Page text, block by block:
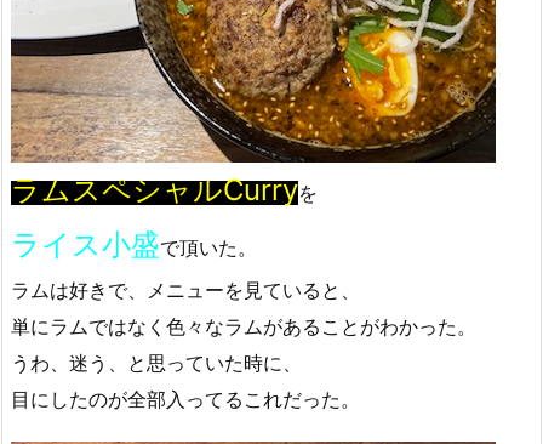
ラムスペシャルCurryを
ライス小盛で頂いた。
ラムは好きで、メニューを見ていると、
単にラムではなく色々なラムがあることがわかった。
うわ、迷う、と思っていた時に、
目にしたのが全部入ってるこれだった。